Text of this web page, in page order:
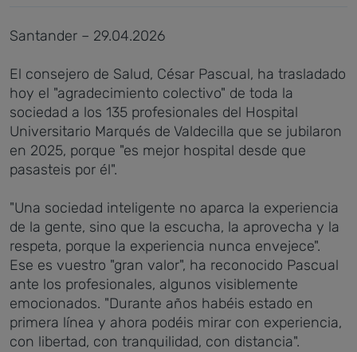
Santander – 29.04.2026
El consejero de Salud, César Pascual, ha trasladado
hoy el "agradecimiento colectivo" de toda la
sociedad a los 135 profesionales del Hospital
Universitario Marqués de Valdecilla que se jubilaron
en 2025, porque "es mejor hospital desde que
pasasteis por él".
"Una sociedad inteligente no aparca la experiencia
de la gente, sino que la escucha, la aprovecha y la
respeta, porque la experiencia nunca envejece".
Ese es vuestro "gran valor", ha reconocido Pascual
ante los profesionales, algunos visiblemente
emocionados. "Durante años habéis estado en
primera línea y ahora podéis mirar con experiencia,
con libertad, con tranquilidad, con distancia".